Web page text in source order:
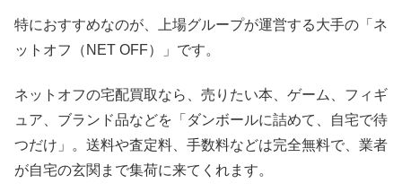
特におすすめなのが、上場グループが運営する大手の「ネ
ットオフ（NET OFF）」です。
ネットオフの宅配買取なら、売りたい本、ゲーム、フィギ
ュア、ブランド品などを「ダンボールに詰めて、自宅で待
つだけ」。送料や査定料、手数料などは完全無料で、業者
が自宅の玄関まで集荷に来てくれます。